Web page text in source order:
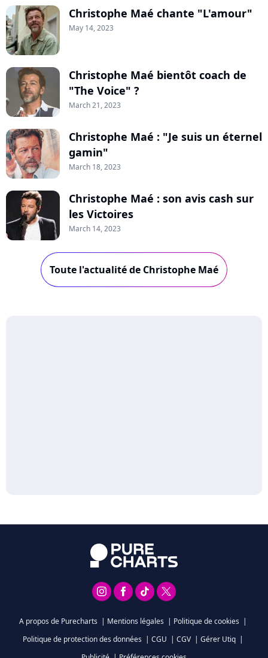
Christophe Maé chante "L'amour"
May 14, 2023
Christophe Maé bientôt coach de
"The Voice" ?
March 21, 2023
Christophe Maé : "Je suis un éternel
gamin"
March 18, 2023
Christophe Maé : son avis cash sur
les Victoires
March 14, 2023
Toute l'actualité de Christophe Maé
A propos de Purecharts | Mentions légales | Politique de cookies |
Politique de protection des données | CGU | CGV | Gérer Utiq |